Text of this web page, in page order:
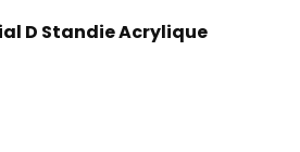
D Standie Acrylique